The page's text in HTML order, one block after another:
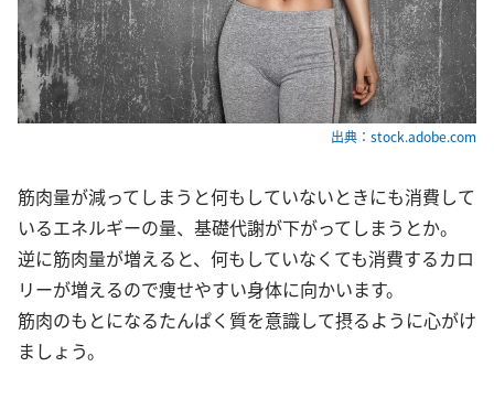
出典：stock.adobe.com
筋肉量が減ってしまうと何もしていないときにも消費して
いるエネルギーの量、基礎代謝が下がってしまうとか。
逆に筋肉量が増えると、何もしていなくても消費するカロ
リーが増えるので痩せやすい身体に向かいます。
筋肉のもとになるたんぱく質を意識して摂るように心がけ
ましょう。